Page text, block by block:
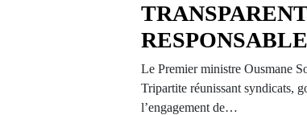
RESPONSABLE
Le Premier ministre Ousmane
Tripartite réunissant syndicats,
l’engagement de…